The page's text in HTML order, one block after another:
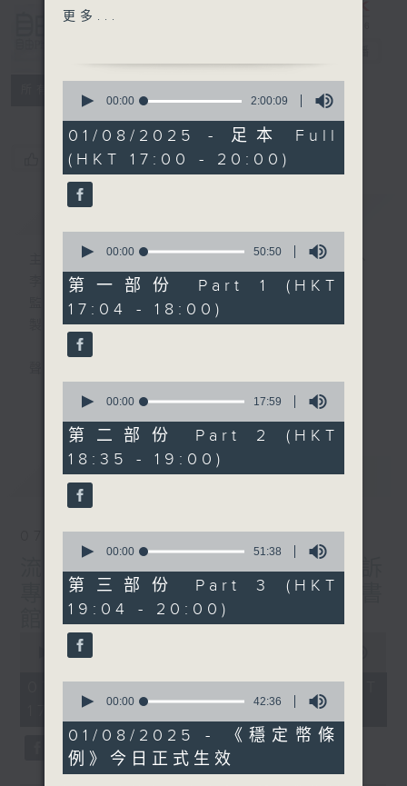
您喜歡這個節目嗎?
簡介
主持人：陸宇光、陳燕萍、梁家永、李家文、
監製：蕭洛汶
製作：香港電台公共事務組
製作：香港電台公共事務組
讚好Like「
RTHK 香港電台公共事務組
Facebook專頁
更多...
最新 LATEST
07/08/2026
流動圖書館使用人數參差 申訴
專員主動調查康文署三項圖書
館服務
seconds
minutes,
seconds
00:00
07/08/2026 - 足本 Full (HKT
17:00 - 18:00)
高級編導：李以莊
更多...
seconds
2
hours,
9
seconds
00:00 2:00:09
01/08/2025 - 足本 Full
(HKT 17:00 - 20:00)
seconds
50
minutes,
50
seconds
00:00 50:50
第一部份 Part 1 (HKT
17:04 - 18:00)
seconds
17
minutes,
59
seconds
00:00 17:59
第二部份 Part 2 (HKT
18:35 - 19:00)
seconds
51
minutes,
38
seconds
00:00 51:38
第三部份 Part 3 (HKT
19:04 - 20:00)
seconds
42
minutes,
36
seconds
00:00 42:36
01/08/2025 - 《穩定幣條
例》今日正式生效